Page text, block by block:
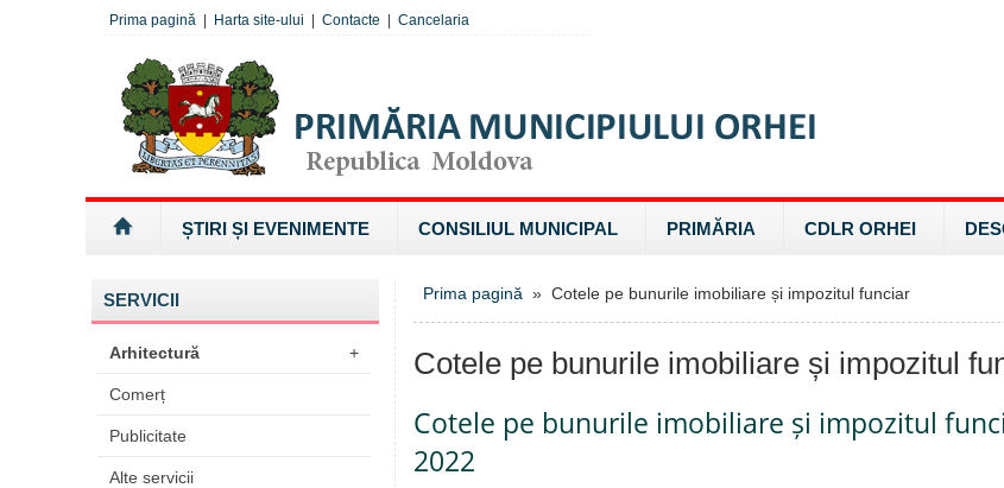
Prima pagină Harta site-ului Contacte Cancelaria
ȘTIRI ȘI EVENIMENTE CONSILIUL MUNICIPAL PRIMĂRIA CDLR ORHEI
SERVICII
Arhitectură +
Comerț
Publicitate
Alte servicii
Prima pagină » Cotele pe bunurile imobiliare și impozitul funciar
Cotele pe bunurile imobiliare și impozitul
Cotele pe bunurile imobiliare și impozitul
2022